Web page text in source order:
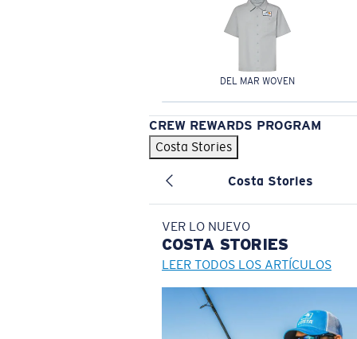
DEL MAR WOVEN
CREW REWARDS PROGRAM
Costa Stories
Costa Stories
VER LO NUEVO
COSTA STORIES
LEER TODOS LOS ARTÍCULOS